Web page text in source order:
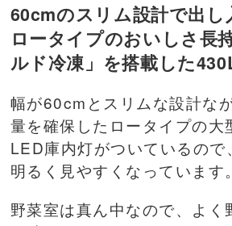
60cmのスリム設計で出
ロータイプのおいしさ長
ルド冷凍」を搭載した
幅が60cmとスリムな設計な
量を確保したロータイプの大
LED庫内灯がついているので
明るく見やすくなっています。
野菜室は真ん中なので、よく